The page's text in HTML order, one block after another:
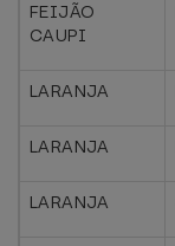
FEIJÃO
CAUPI
LARANJA
LARANJA
LARANJA